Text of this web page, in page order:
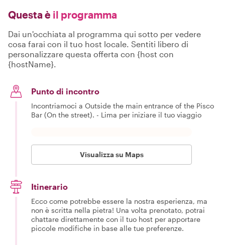
Questa è il programma
Dai un'occhiata al programma qui sotto per vedere
cosa farai con il tuo host locale. Sentiti libero di
personalizzare questa offerta con {host con
{hostName}.
Punto di incontro
Incontriamoci a Outside the main entrance of the Pisco
Bar (On the street). - Lima per iniziare il tuo viaggio
Visualizza su Maps
Itinerario
Ecco come potrebbe essere la nostra esperienza, ma
non è scritta nella pietra! Una volta prenotato, potrai
chattare direttamente con il tuo host per apportare
piccole modifiche in base alle tue preferenze.